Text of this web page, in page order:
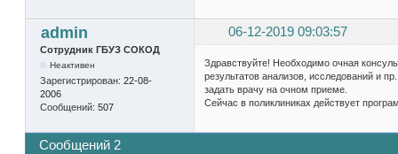
admin 06-12-2019 09:03:57
Сотрудник ГБУЗ СОКОД
Неактивен
Зарегистрирован: 22-08-
2006
Сообщений: 507
Здравствуйте! Необходимо очная
результатов анализов, исследований и
задать врачу на очном приеме.
Сейчас в поликлиниках действует
Сообщений 2